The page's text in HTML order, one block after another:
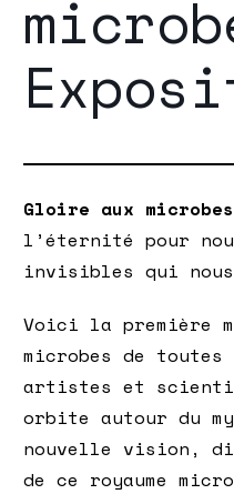
Gloire aux microbes
l’éternité pour
invisibles qui
Voici la première
microbes de
artistes et
orbite autour du
nouvelle vision,
de ce royaume